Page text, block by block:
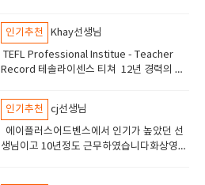
분하게 공부할 어린이 성인들에게 추천
인기추천
Khay선생님
TEFL Professional Institue - Teacher
Record 테솔라이센스 티쳐 12년 경력의 선
인기추천
cj선생님
에이플러스어드벤스에서 인기가 높았던 선
생님이고 10년정도 근무하였습니다화상영어